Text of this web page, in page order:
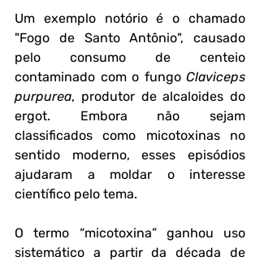
"Fogo de Santo Antônio", causado
pelo consumo de centeio
contaminado com o fungo Claviceps
purpurea, produtor de alcaloides do
ergot. Embora não sejam
classificados como micotoxinas no
sentido moderno, esses episódios
ajudaram a moldar o interesse
científico pelo tema.
O termo “micotoxina” ganhou uso
sistemático a partir da década de